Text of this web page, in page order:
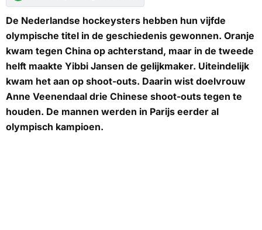
De Nederlandse hockeysters hebben hun vijfde
olympische titel in de geschiedenis gewonnen. Oranje
kwam tegen China op achterstand, maar in de tweede
helft maakte Yibbi Jansen de gelijkmaker. Uiteindelijk
kwam het aan op shoot-outs. Daarin wist doelvrouw
Anne Veenendaal drie Chinese shoot-outs tegen te
houden. De mannen werden in Parijs eerder al
olympisch kampioen.